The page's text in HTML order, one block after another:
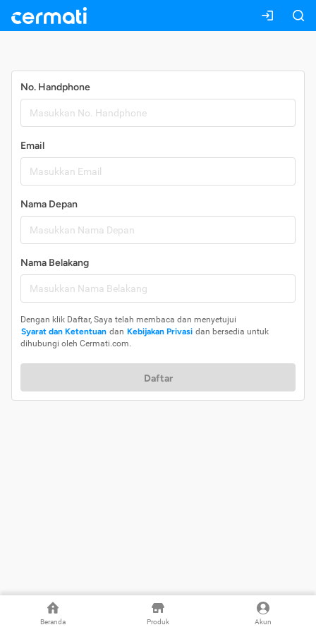
Beranda Produk Akun
No. Handphone
Email
Nama Depan
Nama Belakang
Dengan klik Daftar, Saya telah membaca dan menyetujui
Syarat dan Ketentuan dan Kebijakan Privasi dan bersedia untuk
dihubungi oleh Cermati.com.
Daftar